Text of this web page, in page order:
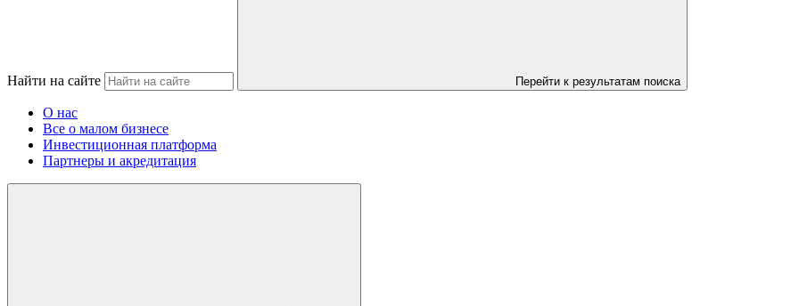
Найти на сайте Перейти к результатам поиска
О нас
Все о малом бизнесе
Инвестиционная платформа
Партнеры и акредитация